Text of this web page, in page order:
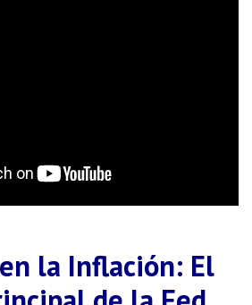
la Inflación: El